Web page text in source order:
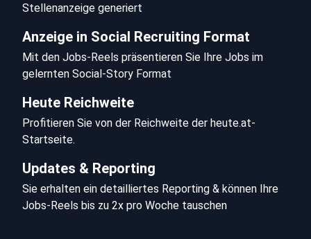
Stellenanzeige generiert
Anzeige in Social Recruiting Format
Mit den Jobs-Reels präsentieren Sie Ihre Jobs im
gelernten Social-Story Format
Heute Reichweite
Profitieren Sie von der Reichweite der heute.at-
Startseite.
Updates & Reporting
Sie erhalten ein detailliertes Reporting & können Ihre
Jobs-Reels bis zu 2x pro Woche tauschen